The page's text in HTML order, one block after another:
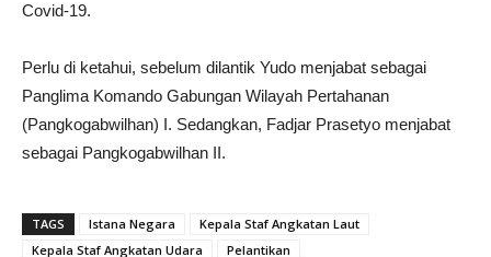
Covid-19.
Perlu di ketahui, sebelum dilantik Yudo menjabat sebagai
Panglima Komando Gabungan Wilayah Pertahanan
(Pangkogabwilhan) I. Sedangkan, Fadjar Prasetyo menjabat
sebagai Pangkogabwilhan II.
TAGS Istana Negara
Kepala Staf Angkatan Laut
Kepala Staf Angkatan Udara
Pelantikan